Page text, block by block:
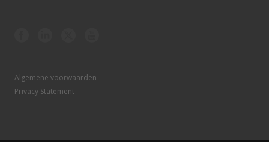
Algemene voorwaarden
Privacy Statement